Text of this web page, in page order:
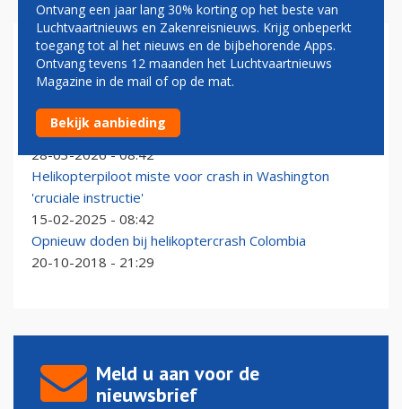
BLACK HAWK
United-vlucht ontwijkt militaire helikopter tijdens
nadering Orange County Airport
28-03-2026 - 08:42
Helikopterpiloot miste voor crash in Washington
'cruciale instructie'
15-02-2025 - 08:42
Opnieuw doden bij helikoptercrash Colombia
20-10-2018 - 21:29
Meld u aan voor de
nieuwsbrief
Ontvang een jaar lang 30% korting op het beste van
Luchtvaartnieuws en Zakenreisnieuws. Krijg onbeperkt
toegang tot al het nieuws en de bijbehorende Apps.
Ontvang tevens 12 maanden het Luchtvaartnieuws
Magazine in de mail of op de mat.
Bekijk aanbieding